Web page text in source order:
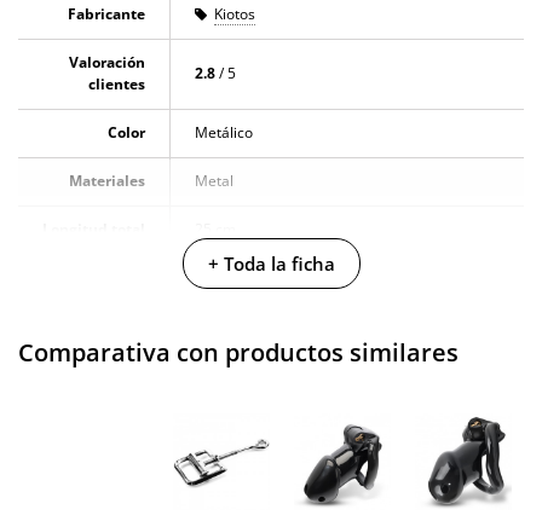
Fabricante Kiotos
Valoración
clientes
2.8/ 5
Color Metálico
Materiales Metal
No testado en
3 años de garantía
+ Toda la ficha
Comparativa con productos similares